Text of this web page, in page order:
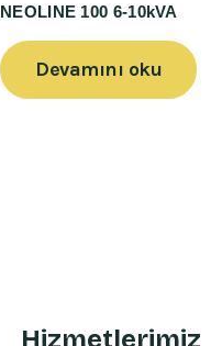
NEOLINE 100 6-10kVA
Devamını oku
Hizmetlerimiz